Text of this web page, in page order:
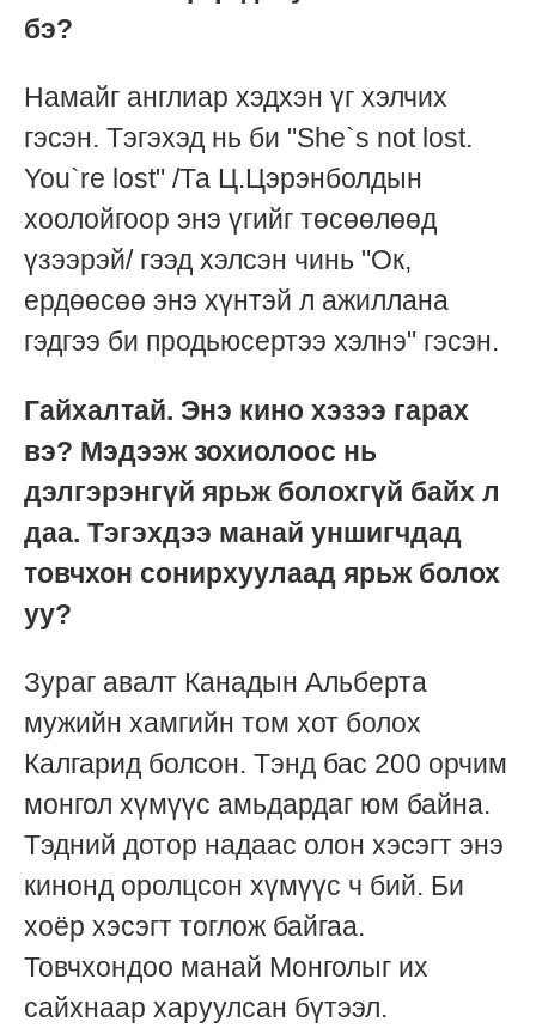
бэ?
Намайг англиар хэдхэн үг хэлчих
гэсэн. Тэгэхэд нь би "She`s not lost.
You`re lost" /Та Ц.Цэрэнболдын
хоолойгоор энэ үгийг төсөөлөөд
үзээрэй/ гээд хэлсэн чинь "Ок,
ердөөсөө энэ хүнтэй л ажиллана
гэдгээ би продьюсертээ хэлнэ" гэсэн.
Гайхалтай. Энэ кино хэзээ гарах
вэ? Мэдээж зохиолоос нь
дэлгэрэнгүй ярьж болохгүй байх л
даа. Тэгэхдээ манай уншигчдад
товчхон сонирхуулаад ярьж болох
уу?
Зураг авалт Канадын Альберта
мужийн хамгийн том хот болох
Калгарид болсон. Тэнд бас 200 орчим
монгол хүмүүс амьдардаг юм байна.
Тэдний дотор надаас олон хэсэгт энэ
кинонд оролцсон хүмүүс ч бий. Би
хоёр хэсэгт тоглож байгаа.
Товчхондоо манай Монголыг их
сайхнаар харуулсан бүтээл.